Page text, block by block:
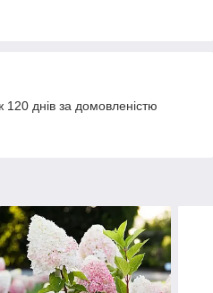
днів за домовленістю